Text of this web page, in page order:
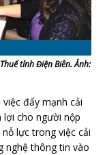
tỉnh Điện Biên. Ảnh:
đẩy mạnh cải
lợi cho người nộp
lực trong việc cải
nghệ thông tin vào